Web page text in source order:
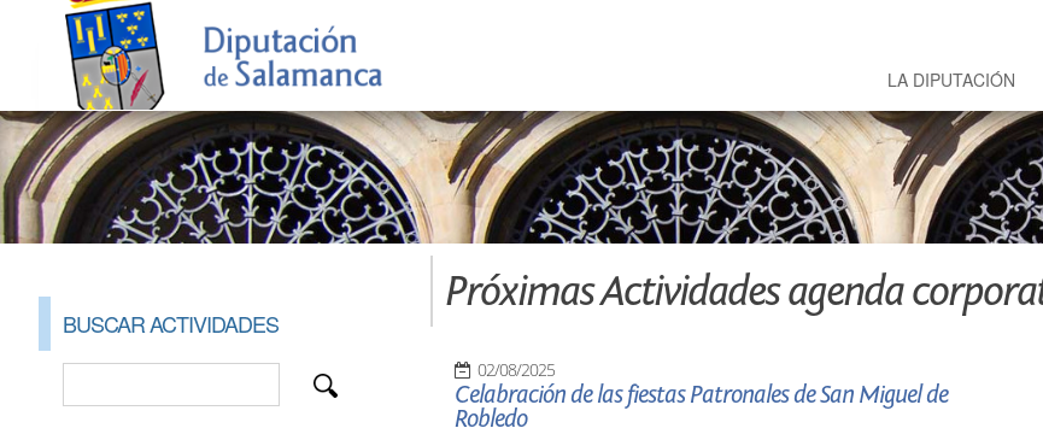
LA DIPUTACIÓN
BUSCAR ACTIVIDADES
Próximas Actividades agenda
02/08/2025
Celabración de las fiestas Patronales de San Miguel de
Robledo